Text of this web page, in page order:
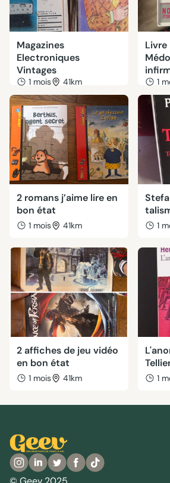
Magazines
Electroniques
Vintages
1 mois 41km
Livre
1
2 romans j’aime lire en
bon état
1 mois 41km 1
2 affiches de jeu vidéo
en bon état
1 mois 41km 1